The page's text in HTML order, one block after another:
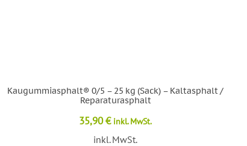
Kaugummiasphalt® 0/5 – 25 kg (Sack) – Kaltasphalt /
Reparaturasphalt
35,90€ inkl. MwSt.
inkl. MwSt.